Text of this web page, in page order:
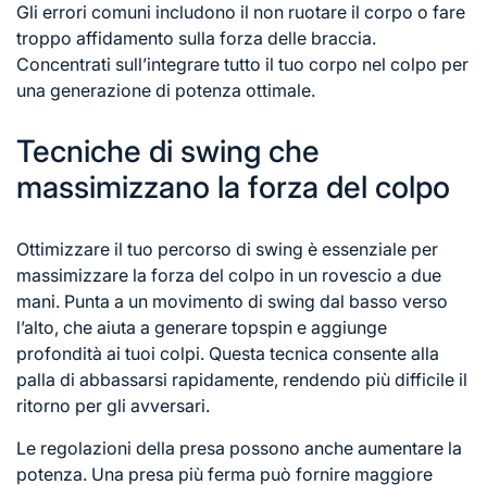
Gli errori comuni includono il non ruotare il corpo o fare
troppo affidamento sulla forza delle braccia.
Concentrati sull’integrare tutto il tuo corpo nel colpo per
una generazione di potenza ottimale.
Tecniche di swing che
massimizzano la forza del colpo
Ottimizzare il tuo percorso di swing è essenziale per
massimizzare la forza del colpo in un rovescio a due
mani. Punta a un movimento di swing dal basso verso
l’alto, che aiuta a generare topspin e aggiunge
profondità ai tuoi colpi. Questa tecnica consente alla
palla di abbassarsi rapidamente, rendendo più difficile il
ritorno per gli avversari.
Le regolazioni della presa possono anche aumentare la
potenza. Una presa più ferma può fornire maggiore